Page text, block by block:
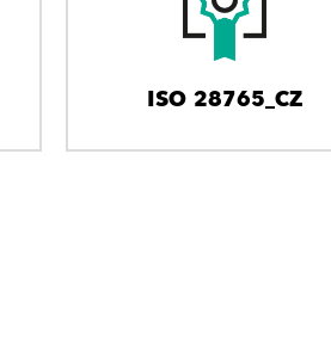
ISO 28765_CZ